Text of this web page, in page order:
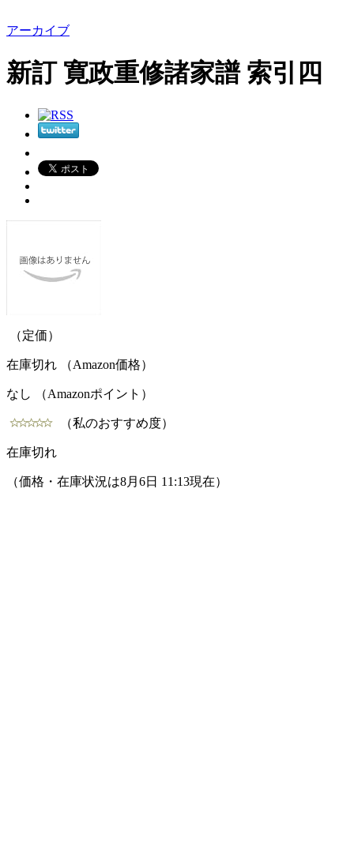
アーカイブ
新訂 寛政重修諸家譜 索引四
（定価）
在庫切れ （Amazon価格）
なし （Amazonポイント）
（私のおすすめ度）
在庫切れ
（価格・在庫状況は8月6日 11:13現在）